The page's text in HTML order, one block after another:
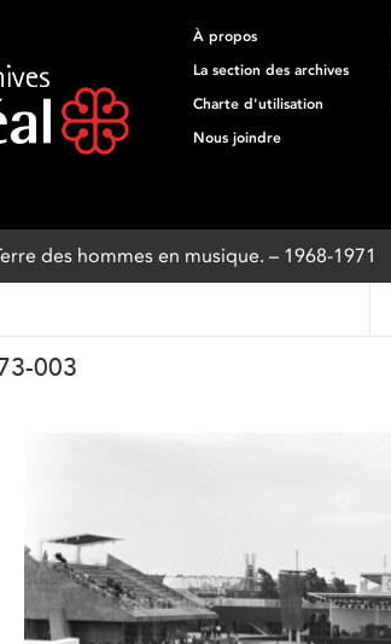
À propos
La section des archives
Charte d'utilisation
Nous joindre
des hommes en musique. – 1968-1971
003